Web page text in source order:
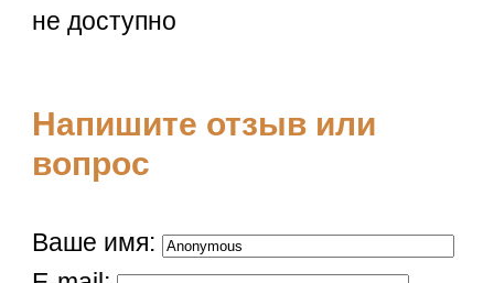
не доступно
Напишите отзыв или
вопрос
Ваше имя: